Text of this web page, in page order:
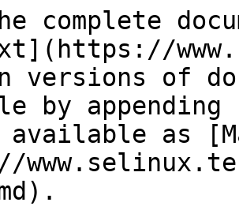
complete
versions of
by
available as